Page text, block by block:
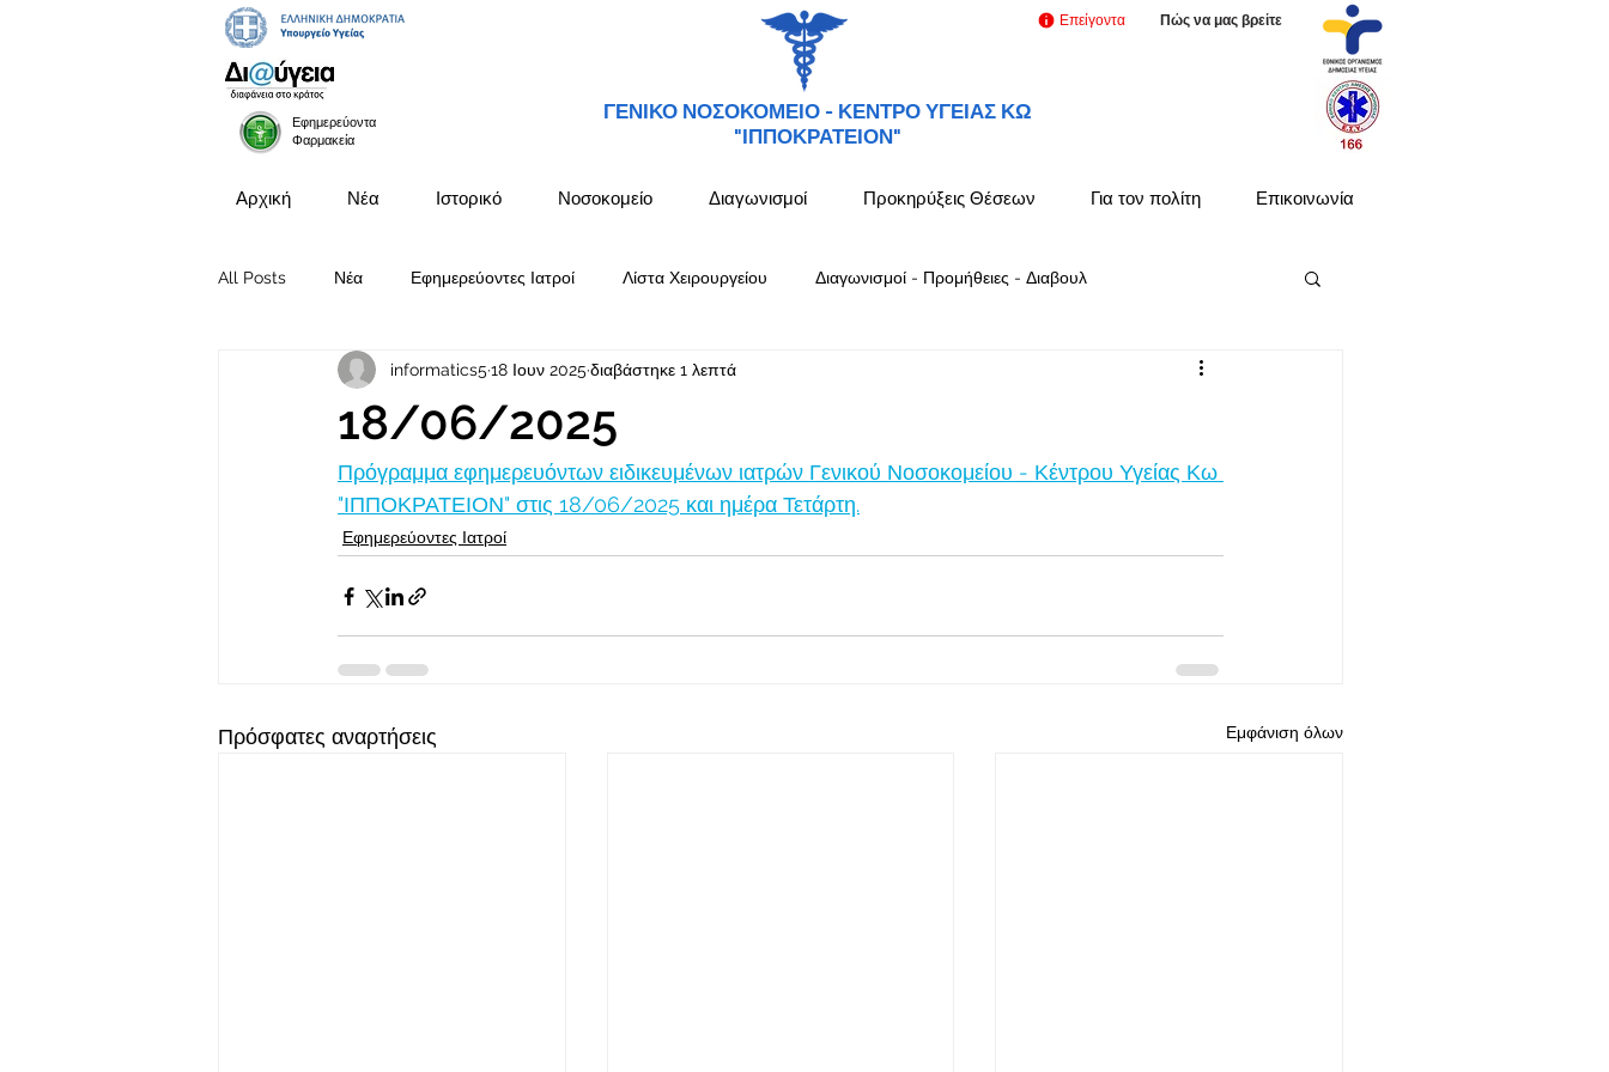
Εφημερεύοντα
Φαρμακεία
ΓΕΝΙΚΟ ΝΟΣΟΚΟΜΕΙΟ - ΚΕΝΤΡΟ ΥΓΕΙΑΣ ΚΩ
"ΙΠΠΟΚΡΑΤΕΙΟΝ"
Επείγοντα Πώς να μας βρείτε
Αρχική Νέα Ιστορικό Νοσοκομείο Διαγωνισμοί Προκηρύξεις Θέσεων Για τον πολίτη Επικοινωνία
All Posts Νέα Εφημερεύοντες Ιατροί Λίστα Χειρουργείου Διαγωνισμοί - Προμήθειες - Διαβουλ
Προκηρύξεις Θέσεων
18/06/2025
informatics5 18 Ιουν 2025 διαβάστηκε 1 λεπτά
Πρόγραμμα εφημερευόντων ειδικευμένων ιατρών Γενικού Νοσοκομείου - Κέντρου Υγείας Κω
"ΙΠΠΟΚΡΑΤΕΙΟΝ" στις 18/06/2025 και ημέρα Τετάρτη.
Εφημερεύοντες Ιατροί
Πρόσφατες αναρτήσεις Εμφάνιση όλων